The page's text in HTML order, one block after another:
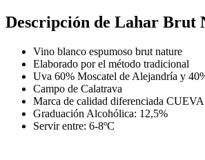
Descripción de Lahar Brut
Vino blanco espumoso brut nature
Elaborado por el método tradicional
Uva 60% Moscatel de Alejandría y
Campo de Calatrava
Marca de calidad diferenciada CUEVA
Graduación Alcohólica: 12,5%
Servir entre: 6-8ºC